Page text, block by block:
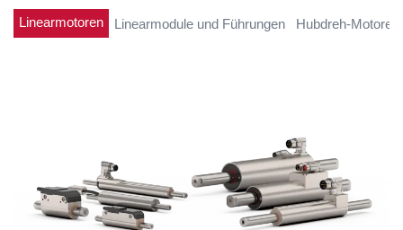
Linearmotoren Linearmodule und Führungen Hubdreh-Motoren